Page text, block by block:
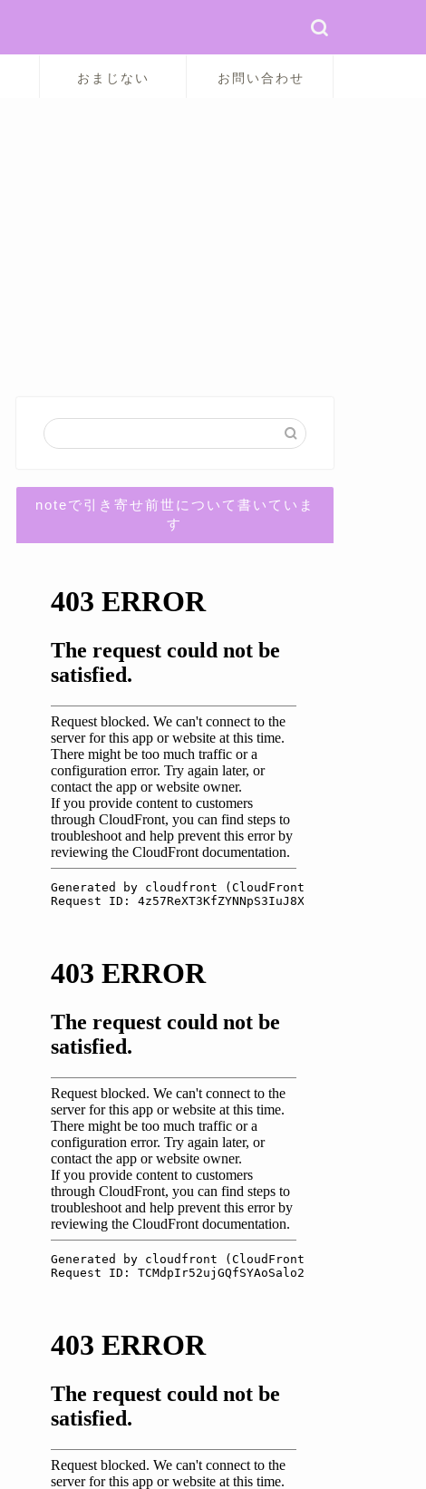
おまじない お問い合わせ
noteで引き寄せ前世について書いていま
す